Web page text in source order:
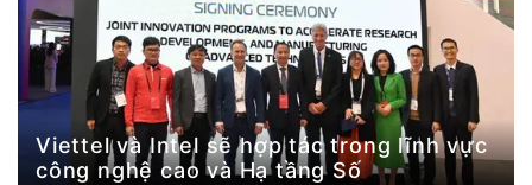
Viettel và Intel sẽ hợp tác trong lĩnh vực
công nghệ cao và Hạ tầng Số